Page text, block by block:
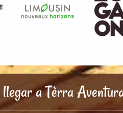
llegar a Tèrra